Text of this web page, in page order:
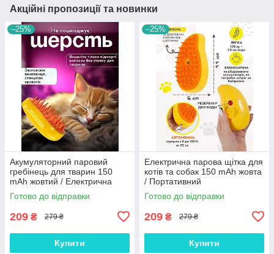
Акційні пропозиції та новинки
–25%
Акумуляторний паровий
гребінець для тварин 150
mAh жовтий / Електрична
силіконова щітка для
вичісування шерсті котів і
Готово до відправки
209 ₴ 279 ₴
Купити
–25%
Електрична парова щітка для
котів та собак 150 mAh жовта
/ Портативний
акумуляторний гребінець для
догляду за шерстю тварин
Готово до відправки
209 ₴ 279 ₴
Купити